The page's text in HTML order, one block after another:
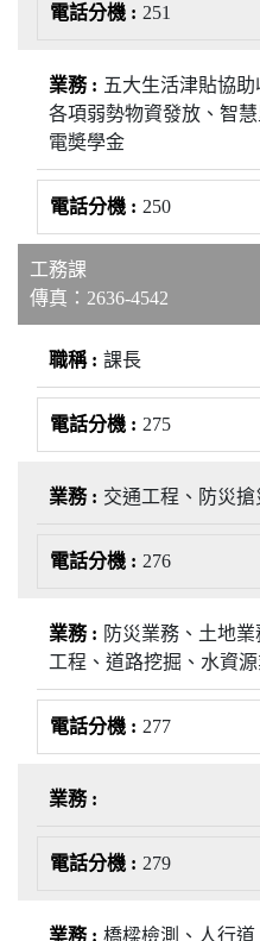
251
五大生活津貼協助
各項弱勢物資發放、智
電奬學金
250
工務課
傳真：2636-4542
課長
275
交通工程、防災
276
防災業務、土地
工程、道路挖掘、水資
277
279
橋樑檢測、人行